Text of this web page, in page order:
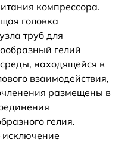
компрессора.
головка
труб для
гелий
среды, находящейся в
взаимодействия,
размещены в
гелия.
исключение